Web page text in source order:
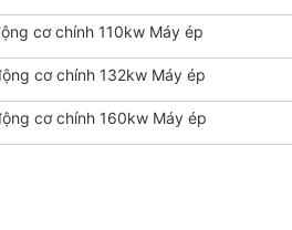
cơ chính 110kw Máy ép
cơ chính 132kw Máy ép
cơ chính 160kw Máy ép